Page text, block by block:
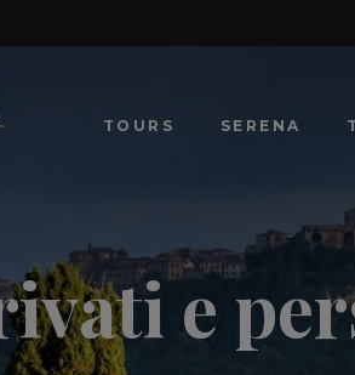
TOURS SERENA
e